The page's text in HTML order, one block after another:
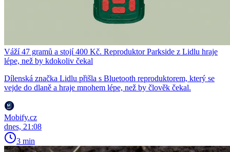
Váží 47 gramů a stojí 400 Kč. Reproduktor Parkside z Lidlu hraje
lépe, než by kdokoliv čekal
Dílenská značka Lidlu přišla s Bluetooth reproduktorem, který se
vejde do dlaně a hraje mnohem lépe, než by člověk čekal.
Mobify.cz
dnes, 21:08
3 min